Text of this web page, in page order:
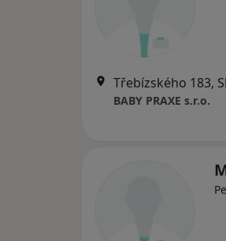
Třebízského 183,
BABY PRAXE s.r.o.